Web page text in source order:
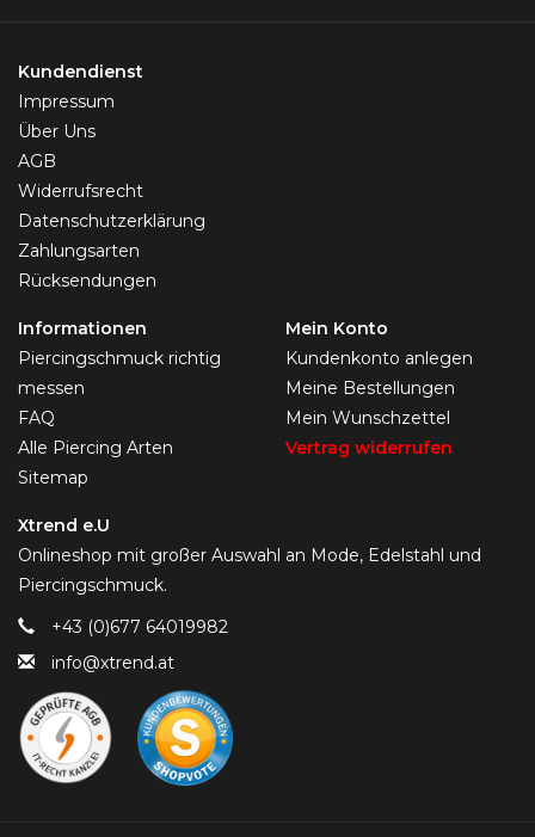
Kundendienst
Impressum
Über Uns
AGB
Widerrufsrecht
Datenschutzerklärung
Zahlungsarten
Rücksendungen
Informationen
Piercingschmuck richtig
messen
FAQ
Alle Piercing Arten
Sitemap
Mein Konto
Kundenkonto anlegen
Meine Bestellungen
Mein Wunschzettel
Vertrag widerrufen
Xtrend e.U
Onlineshop mit großer Auswahl an Mode, Edelstahl und
Piercingschmuck.
+43 (0)677 64019982
info@xtrend.at